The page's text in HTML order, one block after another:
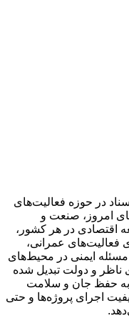
در حوزه فعالیت‌های
امروز، صنعت و
اقتصادی در هر کشور،
فعالیت‌های عمرانی،
ایمنی در محیط‌های
ناظر و دولت تبدیل شده
به حفظ جان و سلامت
اجرای پروژه‌ها و حتی